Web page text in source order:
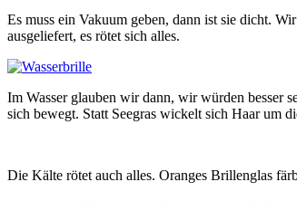
Es muss ein Vakuum geben, dann ist sie dicht.
ausgeliefert, es rötet sich alles.
Im Wasser glauben wir dann, wir würden besser
sich bewegt. Statt Seegras wickelt sich Haar um
Die Kälte rötet auch alles. Oranges Brillenglas